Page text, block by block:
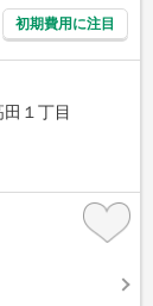
初期費用に注目
１丁目